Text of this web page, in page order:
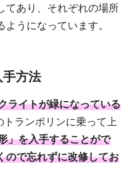
てあり、それぞれの場所
うになっています。
方法
ライトが緑になっている
トランポリンに乗って上
」を入手することがで
ので忘れずに改修してお